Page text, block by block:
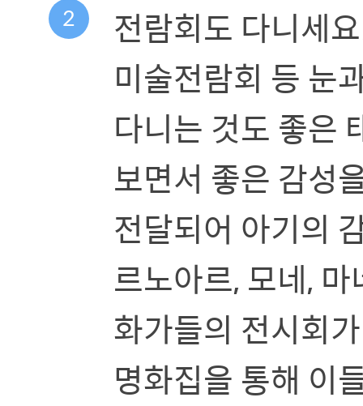
2
전람회도 다니세
미술전람회 등 눈
다니는 것도 좋은
보면서 좋은 감성
전달되어 아기의
르노아르, 모네,
화가들의 전시회
명화집을 통해 이